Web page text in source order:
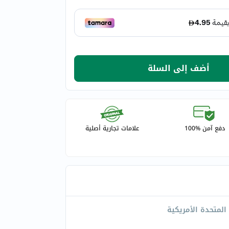
أضف إلى السلة
دفع آمن %100 علامات تجارية أصلية
المتحدة الأمريكية